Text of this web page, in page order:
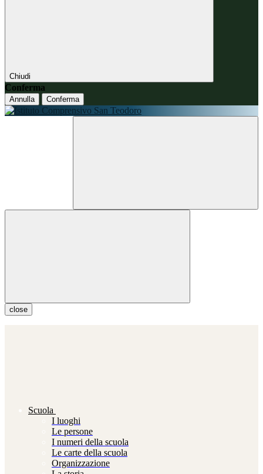
Chiudi
Conferma
Annulla Conferma
close
Scuola
I luoghi
Le persone
I numeri della scuola
Le carte della scuola
Organizzazione